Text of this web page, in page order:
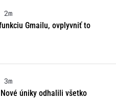
2m
Gmailu, ovplyvniť to
3m
úniky odhalili všetko